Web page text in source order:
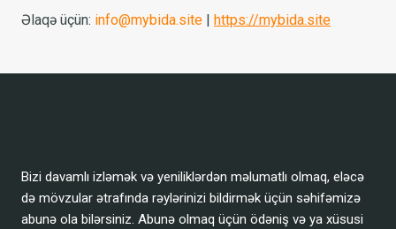
Əlaqə üçün: info@mybida.site https://mybida.site
Bizi davamlı izləmək və yeniliklərdən məlumatlı olmaq, eləcə
də mövzular ətrafında rəylərinizi bildirmək üçün səhifəmizə
abunə ola bilərsiniz. Abunə olmaq üçün ödəniş və ya xüsusi